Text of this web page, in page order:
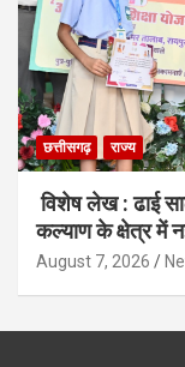
छत्तीसगढ़ राज्य
विशेष लेख : ढाई
कल्याण के क्षेत्र में
August 7, 2026